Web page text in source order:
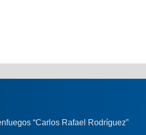
“Carlos Rafael Rodríguez”